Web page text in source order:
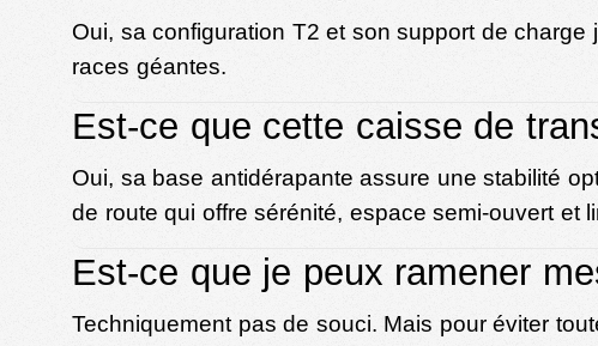
Oui, sa configuration T2 et son support de
races géantes.
Est-ce que cette caisse de
Oui, sa base antidérapante assure une stabilité
de route qui offre sérénité, espace semi-ouvert et
Est-ce que je peux ramener
Techniquement pas de souci. Mais pour éviter